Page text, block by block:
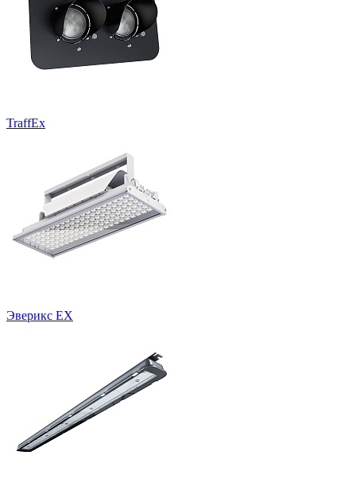
TraffEx
Эверикс EX